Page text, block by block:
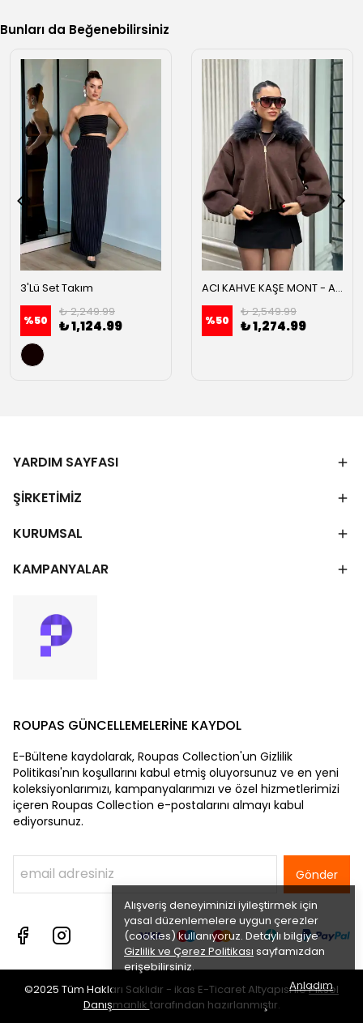
Alışveriş deneyiminizi iyileştirmek için
yasal düzenlemelere uygun çerezler
(cookies) kullanıyoruz. Detaylı bilgiye
Gizlilik ve Çerez Politikası sayfamızdan
erişebilirsiniz.
Anladım
Bunları da Beğenebilirsiniz
3'Lü Set Takım
%50
₺ 2,249.99
₺ 1,124.99
ACI KAHVE KAŞE MONT - Acı kahve
%50
₺ 2,549.99
₺ 1,274.99
YARDIM SAYFASI
ŞİRKETİMİZ
KURUMSAL
KAMPANYALAR
ROUPAS GÜNCELLEMELERİNE KAYDOL
E-Bültene kaydolarak, Roupas Collection'un Gizlilik
Politikası'nın koşullarını kabul etmiş oluyorsunuz ve en yeni
koleksiyonlarımızı, kampanyalarımızı ve özel hizmetlerimizi
içeren Roupas Collection e-postalarını almayı kabul
ediyorsunuz.
Gönder
©2025 Tüm Hakları Saklıdır - ikas E-TicaretAltyapısı ilePiksel
Danışmanlık tarafından hazırlanmıştır.